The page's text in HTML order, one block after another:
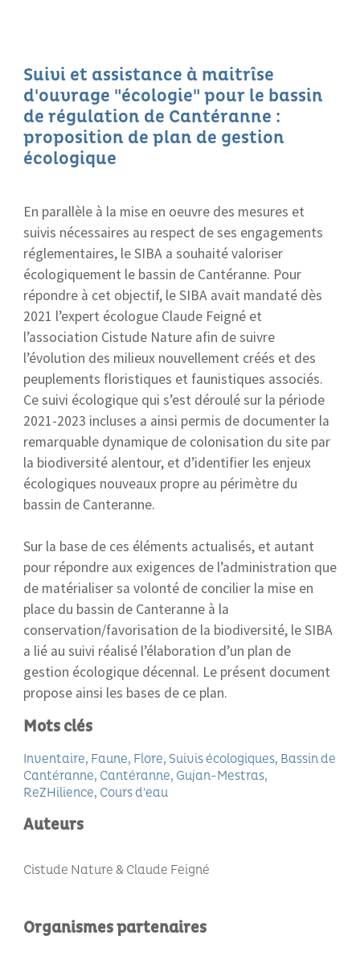
Suivi et assistance à maitrîse
d'ouvrage "écologie" pour le bassin
de régulation de Cantéranne :
proposition de plan de gestion
écologique
En parallèle à la mise en oeuvre des mesures et
suivis nécessaires au respect de ses engagements
réglementaires, le SIBA a souhaité valoriser
écologiquement le bassin de Cantéranne. Pour
répondre à cet objectif, le SIBA avait mandaté dès
2021 l’expert écologue Claude Feigné et
l’association Cistude Nature afin de suivre
l’évolution des milieux nouvellement créés et des
peuplements floristiques et faunistiques associés.
Ce suivi écologique qui s’est déroulé sur la période
2021-2023 incluses a ainsi permis de documenter la
remarquable dynamique de colonisation du site par
la biodiversité alentour, et d’identifier les enjeux
écologiques nouveaux propre au périmètre du
bassin de Canteranne.
Sur la base de ces éléments actualisés, et autant
pour répondre aux exigences de l’administration que
de matérialiser sa volonté de concilier la mise en
place du bassin de Canteranne à la
conservation/favorisation de la biodiversité, le SIBA
a lié au suivi réalisé l’élaboration d’un plan de
gestion écologique décennal. Le présent document
propose ainsi les bases de ce plan.
Mots clés
Inventaire Faune Flore Suivis écologiques Bassin de
Cantéranne Cantéranne Gujan-Mestras
ReZHilience Cours d'eau
Auteurs
Cistude Nature & Claude Feigné
Organismes partenaires